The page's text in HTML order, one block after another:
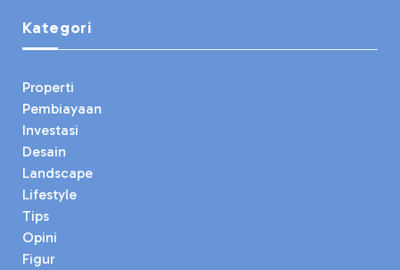
Kategori
Properti
Pembiayaan
Investasi
Desain
Landscape
Lifestyle
Tips
Opini
Figur